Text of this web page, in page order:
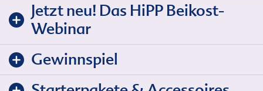
Jetzt neu! Das HiPP Beikost-
Webinar
Gewinnspiel